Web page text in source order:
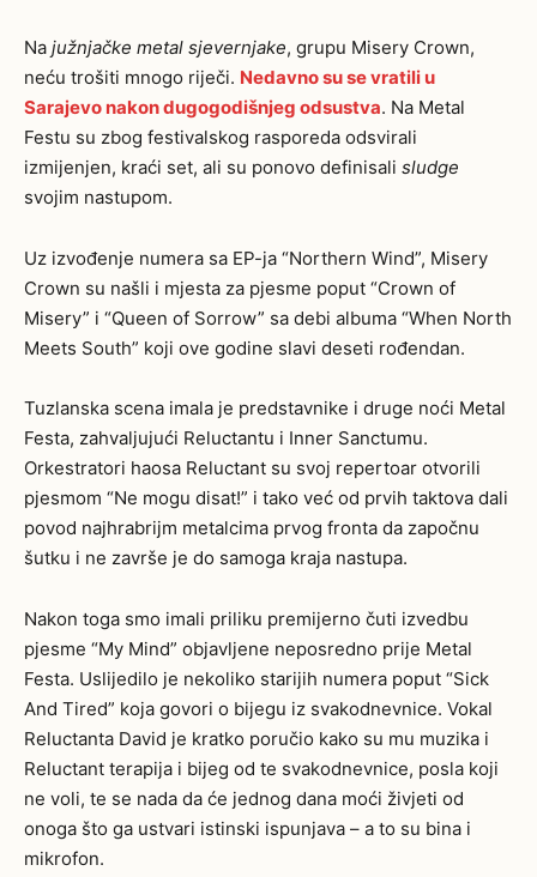
Na južnjačke metal sjevernjake, grupu Misery Crown,
neću trošiti mnogo riječi. Nedavno su se vratili u
Sarajevo nakon dugogodišnjeg odsustva. Na Metal
Festu su zbog festivalskog rasporeda odsvirali
izmijenjen, kraći set, ali su ponovo definisali sludge
svojim nastupom.
Uz izvođenje numera sa EP-ja “Northern Wind”, Misery
Crown su našli i mjesta za pjesme poput “Crown of
Misery” i “Queen of Sorrow” sa debi albuma “When North
Meets South” koji ove godine slavi deseti rođendan.
Tuzlanska scena imala je predstavnike i druge noći Metal
Festa, zahvaljujući Reluctantu i Inner Sanctumu.
Orkestratori haosa Reluctant su svoj repertoar otvorili
pjesmom “Ne mogu disat!” i tako već od prvih taktova dali
povod najhrabrijm metalcima prvog fronta da započnu
šutku i ne završe je do samoga kraja nastupa.
Nakon toga smo imali priliku premijerno čuti izvedbu
pjesme “My Mind” objavljene neposredno prije Metal
Festa. Uslijedilo je nekoliko starijih numera poput “Sick
And Tired” koja govori o bijegu iz svakodnevnice. Vokal
Reluctanta David je kratko poručio kako su mu muzika i
Reluctant terapija i bijeg od te svakodnevnice, posla koji
ne voli, te se nada da će jednog dana moći živjeti od
onoga što ga ustvari istinski ispunjava – a to su bina i
mikrofon.